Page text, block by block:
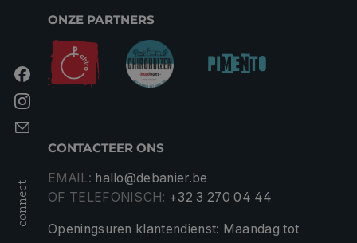
connect
ONZE PARTNERS
CONTACTEER ONS
EMAIL: hallo@debanier.be
OF TELEFONISCH: +32 3 270 04 44
Openingsuren klantendienst: Maandag tot